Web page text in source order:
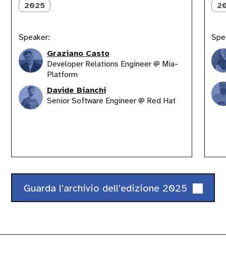
Così! 2025
Speaker:
Graziano Casto
Developer Relations Engineer @ Mia-
Platform
Davide Bianchi
Senior Software Engineer @ Red Hat
Guarda l'archivio dell'edizione 2025